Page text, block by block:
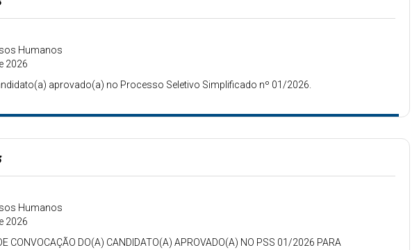
Humanos
2026
aprovado(a) no Processo Seletivo Simplificado nº 01/2026.
Humanos
2026
CONVOCAÇÃO DO(A) CANDIDATO(A) APROVADO(A) NO PSS 01/2026 PARA